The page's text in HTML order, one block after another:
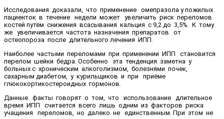
Исследования доказали, что применение омепразола у пожилых
пациенток в течение недели может увеличить риск переломов
костей путём снижения всасывания кальция с 9,2 до 3,5%. К тому
же увеличивается частота назначения препаратов от
остеопороза после длительного лечения ИПП.
Наиболее частыми переломами при применении ИПП становится
перелом шейки бедра. Особенно эта тенденция заметна у
больных с хроническим алкоголизмом, болезнями почек,
сахарным диабетом, у курильщиков и при приёме
глюкокортикостероидных гормонов.
Данные факты говорят о том, что использование длительное
время ИПП считается всего лишь одним из факторов риска
учащения переломов, но далеко не единственным. При этом не